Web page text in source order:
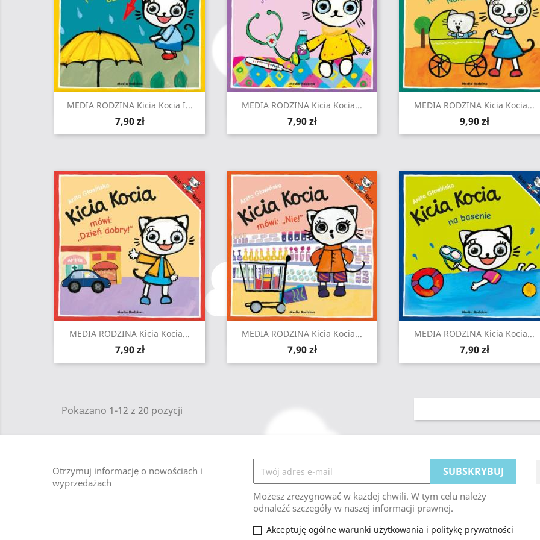
MEDIA RODZINA Kicia Kocia I...
Cena
7,90 zł
Szybki podgląd MEDIA RODZINA Kicia Kocia...
Cena
7,90 zł
Szybki podgląd MEDIA RODZINA Kicia Kocia...
Cena
9,90 zł
Szybki podgląd
MEDIA RODZINA Kicia Kocia...
Cena
7,90 zł
Szybki podgląd MEDIA RODZINA Kicia Kocia...
Cena
7,90 zł
Szybki podgląd MEDIA RODZINA Kicia Kocia...
Cena
7,90 zł
Szybki podgląd
Pokazano 1-12 z 20 pozycji
Otrzymuj informację o nowościach i
wyprzedażach
Możesz zrezygnować w każdej chwili. W tym celu należy
odnaleźć szczegóły w naszej informacji prawnej.
Akceptuję ogólne warunki użytkowania i politykę prywatności